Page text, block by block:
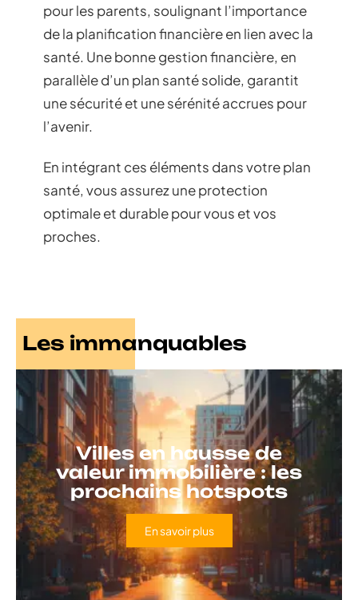
pour les parents, soulignant l’importance
de la planification financière en lien avec la
santé. Une bonne gestion financière, en
parallèle d’un plan santé solide, garantit
une sécurité et une sérénité accrues pour
l’avenir.
En intégrant ces éléments dans votre plan
santé, vous assurez une protection
optimale et durable pour vous et vos
proches.
Les immanquables
Villes en hausse de
valeur immobilière : les
prochains hotspots
En savoir plus